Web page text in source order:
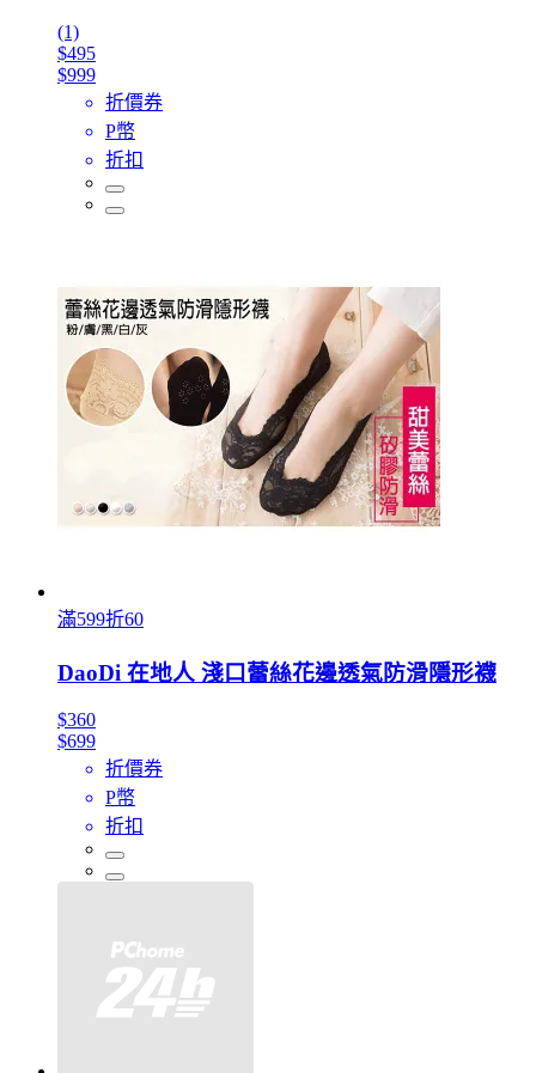
(1)
$495
$999
折價券
P幣
折扣
滿599折60
DaoDi 在地人 淺口蕾絲花邊透氣防滑隱形襪
$360
$699
折價券
P幣
折扣